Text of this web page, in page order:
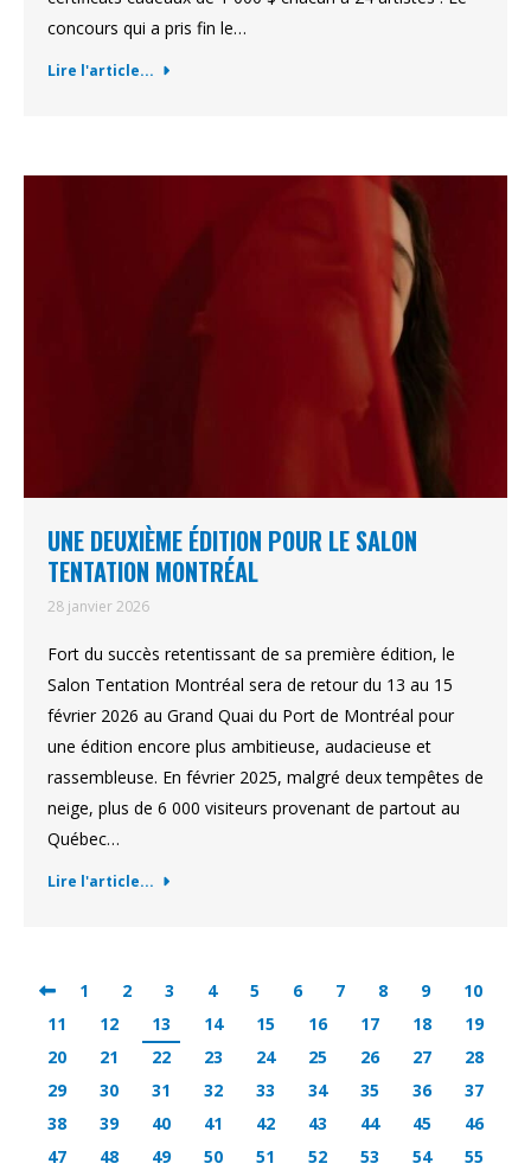
concours qui a pris fin le…
Lire l'article...
UNE DEUXIÈME ÉDITION POUR LE SALON
TENTATION MONTRÉAL
28 janvier 2026
Fort du succès retentissant de sa première édition, le
Salon Tentation Montréal sera de retour du 13 au 15
février 2026 au Grand Quai du Port de Montréal pour
une édition encore plus ambitieuse, audacieuse et
rassembleuse. En février 2025, malgré deux tempêtes de
neige, plus de 6 000 visiteurs provenant de partout au
Québec…
Lire l'article...
1 2 3 4 5 6 7 8 9
10
11
12 13 14 15 16 17 18
19
20
21 22 23 24 25 26 27
28
29
30 31 32 33 34 35 36
37
38
39 40 41 42 43 44 45
46
47
48 49 50 51 52 53 54
55